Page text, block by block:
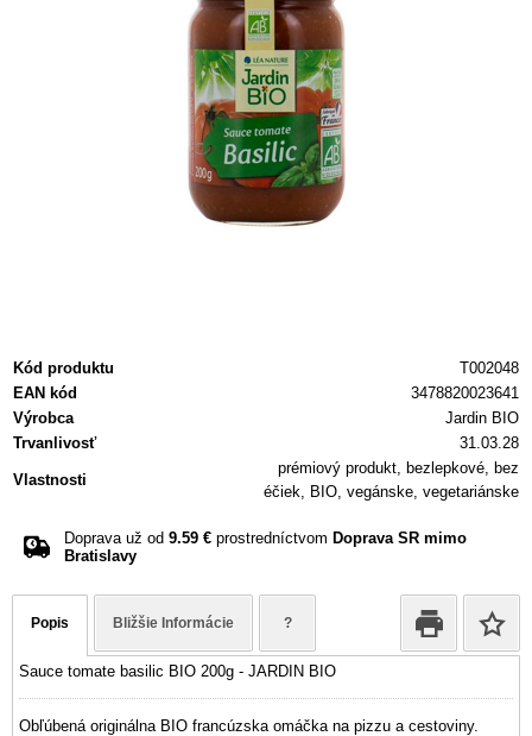
Kód produktu
T002048
EAN kód
3478820023641
Výrobca
Jardin BIO
Trvanlivosť
31.03.28
Vlastnosti
prémiový produkt, bezlepkové, bez
éčiek, BIO, vegánske, vegetariánske
Doprava už od 9.59 € prostredníctvom Doprava SR mimo
Bratislavy
Popis Bližšie Informácie ?
Sauce tomate basilic BIO 200g - JARDIN BIO
Obľúbená originálna BIO francúzska omáčka na pizzu a cestoviny.